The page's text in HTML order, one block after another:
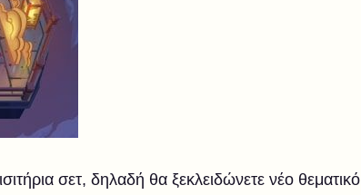
σετ, δηλαδή θα ξεκλειδώνετε νέο θεματικό